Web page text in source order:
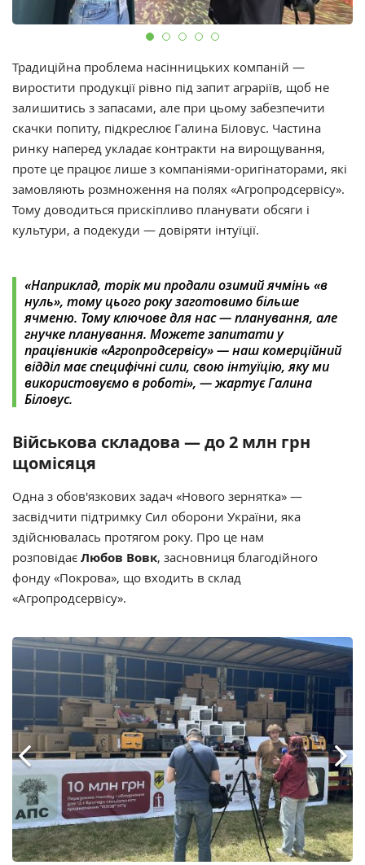
Традиційна проблема насінницьких компаній —
виростити продукції рівно під запит аграріїв, щоб не
залишитись з запасами, але при цьому забезпечити
скачки попиту, підкреслює Галина Біловус. Частина
ринку наперед укладає контракти на вирощування,
проте це працює лише з компаніями-оригінаторами, які
замовляють розмноження на полях «Агропродсервісу».
Тому доводиться прискіпливо планувати обсяги і
культури, а подекуди — довіряти інтуїції.
«Наприклад, торік ми продали озимий ячмінь «в
нуль», тому цього року заготовимо більше
ячменю. Тому ключове для нас — планування, але
гнучке планування. Можете запитати у
працівників «Агропродсервісу» — наш комерційний
відділ має специфічні сили, свою інтуїцію, яку ми
використовуємо в роботі», — жартує Галина
Біловус.
Військова складова — до 2 млн грн
щомісяця
Одна з обов'язкових задач «Нового зернятка» —
засвідчити підтримку Сил оборони України, яка
здійснювалась протягом року. Про це нам
розповідає Любов Вовк, засновниця благодійного
фонду «Покрова», що входить в склад
«Агропродсервісу».